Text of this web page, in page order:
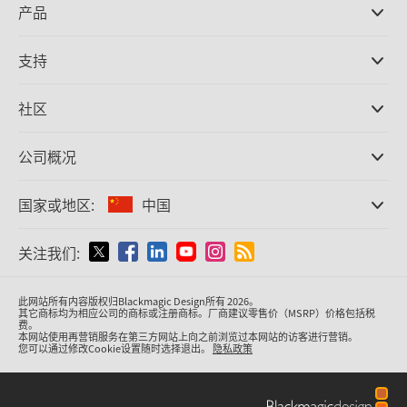
产品
DaVinci Resolve和Fusion软件
Ultimatte
采集和输出
格式转换
监看
网络存储
信号分配
流媒体直播及编码
支持
支持中心
社区
公司概况
关于我们
媒体
国家或地区: 中国
请选择国家或地区
Australia
Austria
关注我们:
此网站所有内容版权归Blackmagic Design所有 2026。
其它商标均为相应公司的商标或注册商标。厂商建议零售价（MSRP）价格包括税
费。
本网站使用再营销服务在第三方网站上向之前浏览过本网站的访客进行营销。
您可以通过修改Cookie设置随时选择退出。 隐私政策